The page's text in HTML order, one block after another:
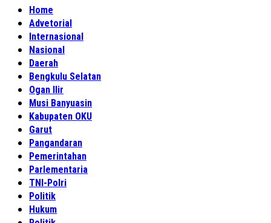
Home
Advetorial
Internasional
Nasional
Daerah
Bengkulu Selatan
Ogan Ilir
Musi Banyuasin
Kabupaten OKU
Garut
Pangandaran
Pemerintahan
Parlementaria
TNI-Polri
Politik
Hukum